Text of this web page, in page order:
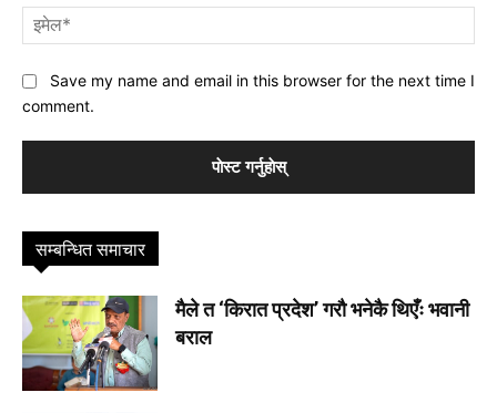
Save my name and email in this browser for the next time I
comment.
सम्बन्धित समाचार
मैले त ‘किरात प्रदेश’ गराै भनेकै थिएँः भवानी
बराल